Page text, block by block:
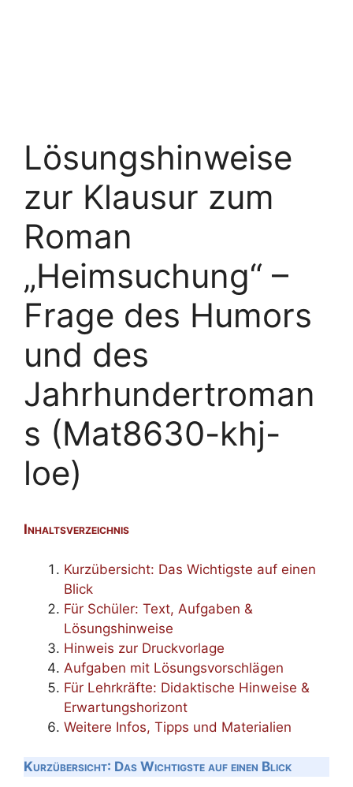
Lösungshinweise
zur Klausur zum
Roman
„Heimsuchung“ –
Frage des Humors
und des
Jahrhundertroman
s (Mat8630-khj-
loe)
Inhaltsverzeichnis
Kurzübersicht: Das Wichtigste auf einen
Blick
Für Schüler: Text, Aufgaben &
Lösungshinweise
Hinweis zur Druckvorlage
Aufgaben mit Lösungsvorschlägen
Für Lehrkräfte: Didaktische Hinweise &
Erwartungshorizont
Weitere Infos, Tipps und Materialien
Kurzübersicht: Das Wichtigste auf einen Blick